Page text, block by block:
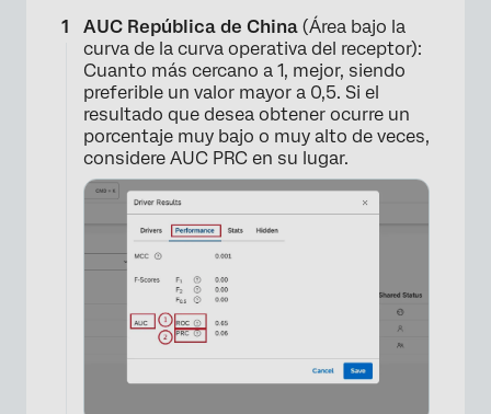
×
AUC República de China (Área bajo la
curva de la curva operativa del receptor):
Cuanto más cercano a 1, mejor, siendo
preferible un valor mayor a 0,5. Si el
resultado que desea obtener ocurre un
porcentaje muy bajo o muy alto de veces,
considere AUC PRC en su lugar.